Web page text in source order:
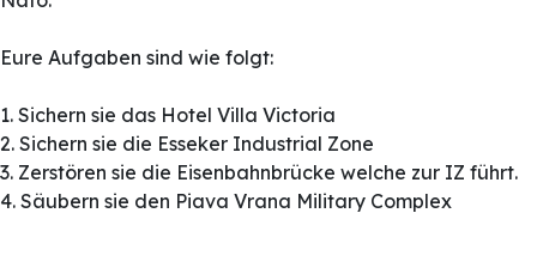
Eure Aufgaben sind wie folgt:
1. Sichern sie das Hotel Villa Victoria
2. Sichern sie die Esseker Industrial Zone
3. Zerstören sie die Eisenbahnbrücke welche zur IZ führt.
4. Säubern sie den Piava Vrana Military Complex